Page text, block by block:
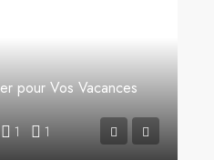
pour Vos Vacances
1 1